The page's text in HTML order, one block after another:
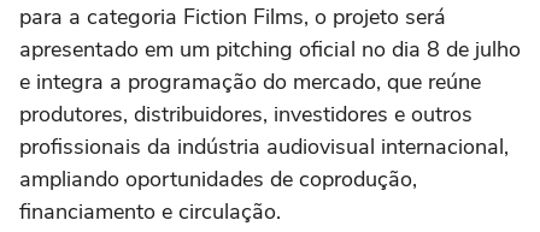
para a categoria Fiction Films, o projeto será
apresentado em um pitching oficial no dia 8 de julho
e integra a programação do mercado, que reúne
produtores, distribuidores, investidores e outros
profissionais da indústria audiovisual internacional,
ampliando oportunidades de coprodução,
financiamento e circulação.